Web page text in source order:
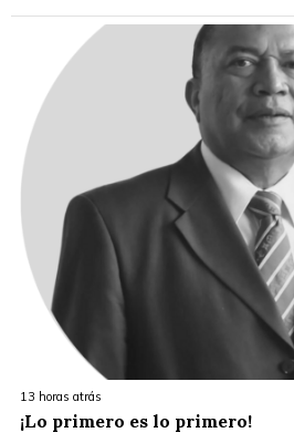
13 horas atrás
¡Lo primero es lo primero!